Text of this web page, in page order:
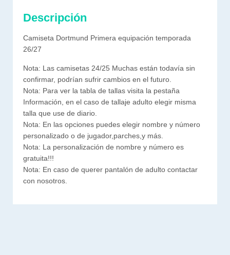
Descripción
Camiseta Dortmund Primera equipación temporada
26/27
Nota: Las camisetas 24/25 Muchas están todavía sin
confirmar, podrían sufrir cambios en el futuro.
Nota: Para ver la tabla de tallas visita la pestaña
Información, en el caso de tallaje adulto elegir misma
talla que use de diario.
Nota: En las opciones puedes elegir nombre y número
personalizado o de jugador,parches,y más.
Nota: La personalización de nombre y número es
gratuita!!!
Nota: En caso de querer pantalón de adulto contactar
con nosotros.